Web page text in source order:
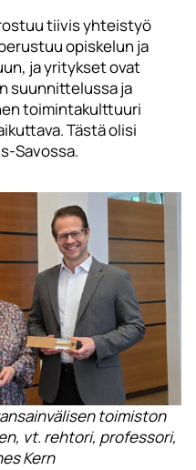
tiivis yhteistyö
opiskelun ja
ja yritykset ovat
suunnittelussa ja
toimintakulttuuri
Tästä olisi
Savossa.
toimiston
vt. rehtori, professori,
Kern